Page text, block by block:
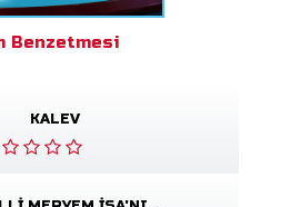
Benzetmesi
KALEV